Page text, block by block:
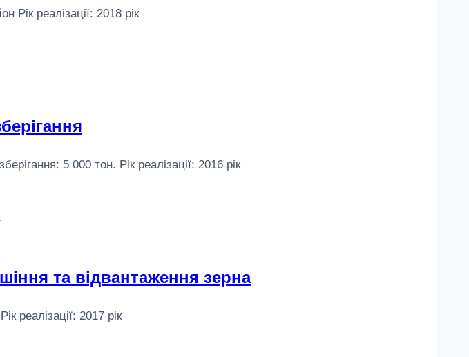
реалізації: 2018 рік
5 000 тон. Рік реалізації: 2016 рік
та відвантаження зерна
реалізації: 2017 рік